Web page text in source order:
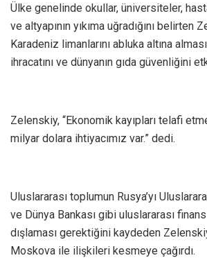
Ülke genelinde okullar, üniversiteler,
ve altyapının yıkıma uğradığını belirten
Karadeniz limanlarını abluka altına
ihracatını ve dünyanın gıda güvenliğini
Zelenskiy, “Ekonomik kayıpları telafi
milyar dolara ihtiyacımız var.” dedi.
Uluslararası toplumun Rusya’yı
ve Dünya Bankası gibi uluslararası
dışlaması gerektiğini kaydeden
Moskova ile ilişkileri kesmeye çağırdı.